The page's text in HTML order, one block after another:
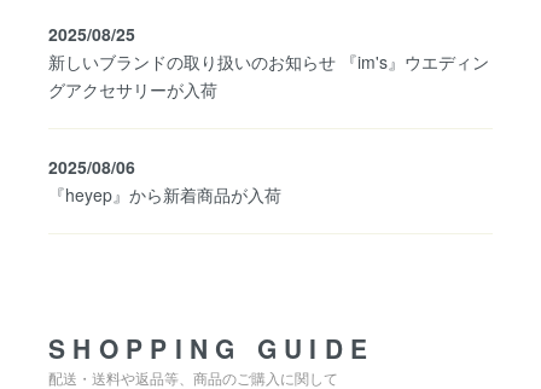
2025/08/25
新しいブランドの取り扱いのお知らせ 『im's』ウエディン
グアクセサリーが入荷
2025/08/06
『heyep』から新着商品が入荷
SHOPPING GUIDE
配送・送料や返品等、商品のご購入に関して